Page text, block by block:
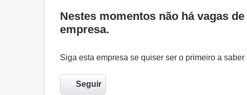
Nestes momentos não há vagas
empresa.
Siga esta empresa se quiser ser o primeiro a
Seguir